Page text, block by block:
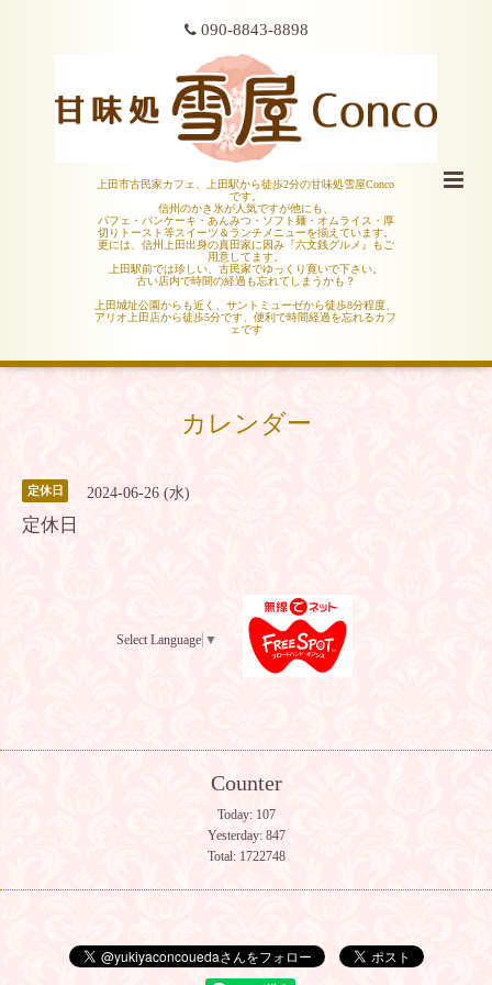
090-8843-8898
上田市古民家カフェ、上田駅から徒歩2分の甘味処雪屋Conco
です。
信州のかき氷が人気ですが他にも、
パフェ・パンケーキ・あんみつ・ソフト麺・オムライス・厚
切りトースト等スイーツ＆ランチメニューを揃えています。
更には、信州上田出身の真田家に因み『六文銭グルメ』もご
用意してます。
上田駅前では珍しい、古民家でゆっくり寛いで下さい。
古い店内で時間の経過も忘れてしまうかも？
上田城址公園からも近く、サントミューゼから徒歩8分程度、
アリオ上田店から徒歩5分です、便利で時間経過を忘れるカフ
ェです
カレンダー
定休日 2024-06-26 (水)
定休日
Select Language ▼
Counter
Today: 107
Yesterday: 847
Total: 1722748